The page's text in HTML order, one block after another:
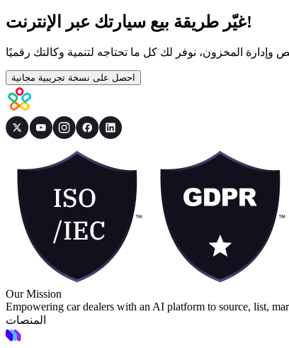
غيّر طريقة بيع سيارتك عبر الإنترنت!
وإدارة المخزون، نوفر لك كل ما تحتاجه لتنمية وكالتك رقميًا
احصل على نسخة تجريبية مجانية
Our Mission
Empowering car dealers with an AI platform to source, list,
المنصات